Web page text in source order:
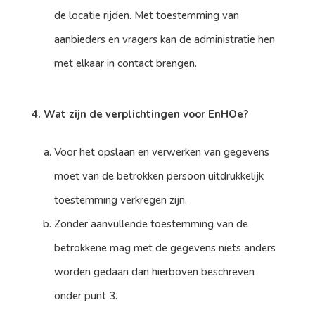
de locatie rijden. Met toestemming van
aanbieders en vragers kan de administratie hen
met elkaar in contact brengen.
4. Wat zijn de verplichtingen voor EnHOe?
Voor het opslaan en verwerken van gegevens
moet van de betrokken persoon uitdrukkelijk
toestemming verkregen zijn.
Zonder aanvullende toestemming van de
betrokkene mag met de gegevens niets anders
worden gedaan dan hierboven beschreven
onder punt 3.